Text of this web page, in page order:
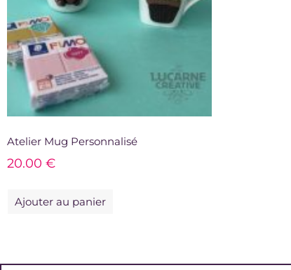
Atelier Mug Personnalisé
20.00 €
Ajouter au panier